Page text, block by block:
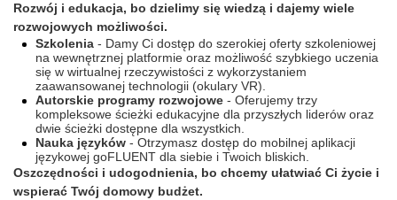
Rozwój i edukacja, bo dzielimy się wiedzą i dajemy wiele
rozwojowych możliwości.
Szkolenia - Damy Ci dostęp do szerokiej oferty szkoleniowej
na wewnętrznej platformie oraz możliwość szybkiego uczenia
się w wirtualnej rzeczywistości z wykorzystaniem
zaawansowanej technologii (okulary VR).
Autorskie programy rozwojowe - Oferujemy trzy
kompleksowe ścieżki edukacyjne dla przyszłych liderów oraz
dwie ścieżki dostępne dla wszystkich.
Nauka języków - Otrzymasz dostęp do mobilnej aplikacji
językowej goFLUENT dla siebie i Twoich bliskich.
Oszczędności i udogodnienia, bo chcemy ułatwiać Ci życie i
wspierać Twój domowy budżet.